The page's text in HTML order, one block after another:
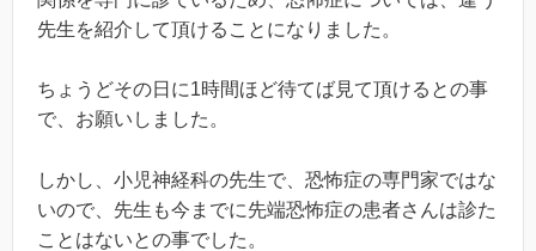
先生を紹介して頂けることになりました。
ちょうどその日に1時間ほど待てば見て頂けるとの事
で、お願いしました。
しかし、小児神経科の先生で、恐怖症の専門家ではな
いので、先生も今までに先端恐怖症の患者さんは診た
ことはないとの事でした。